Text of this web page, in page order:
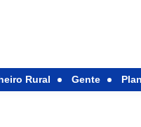
Rural Gente